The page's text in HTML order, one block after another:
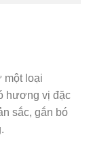
một loại
hương vị đặc
sắc, gắn bó